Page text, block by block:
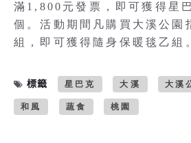
滿1,800元發票，即可獲得星
個。活動期間凡購買大溪公園
組，即可獲得隨身保暖毯乙組
標籤 星巴克 大溪 大溪
和風 蔬食 桃園